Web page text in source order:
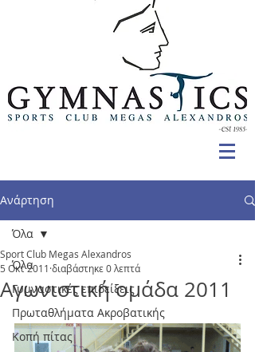
Ανάρτηση
Όλα
Γυμναστικές επιδείξεις
Πρωταθλήματα Ακροβατικής
Κοπή πίτας
Όλα
Αγωνιστική ομάδα 2011
Sport Club Megas Alexandros
5 Οκτ 2011 διαβάστηκε 0 λεπτά